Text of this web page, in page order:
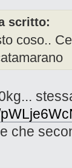
scritto:
coso..
che